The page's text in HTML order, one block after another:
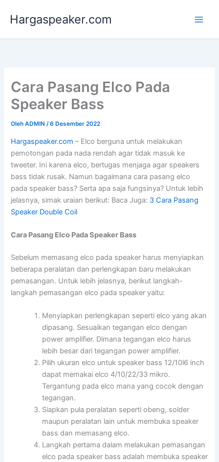
Hargaspeaker.com
Cara Pasang Elco Pada
Speaker Bass
OlehADMIN/6 Desember 2022
Hargaspeaker.com – Elco berguna untuk melakukan
pemotongan pada nada rendah agar tidak masuk ke
tweeter. Ini karena elco, bertugas menjaga agar speakers
bass tidak rusak. Namun bagaimana cara pasang elco
pada speaker bass? Serta apa saja fungsinya? Untuk lebih
jelasnya, simak uraian berikut: Baca Juga: 3 Cara Pasang
Speaker Double Coil
Cara Pasang Elco Pada Speaker Bass
Sebelum memasang elco pada speaker harus menyiapkan
beberapa peralatan dan perlengkapan baru melakukan
pemasangan. Untuk lebih jelasnya, berikut langkah-
langkah pemasangan elco pada speaker yaitu:
Menyiapkan perlengkapan seperti elco yang akan
dipasang. Sesuaikan tegangan elco dengan
power amplifier. Dimana tegangan elco harus
lebih besar dari tegangan power amplifier.
Pilih ukuran elco untuk speaker bass 12/10l6 inch
dapat memakai elco 4/10/22/33 mikro.
Tergantung pada elco mana yang cocok dengan
tegangan.
Siapkan pula peralatan seperti obeng, solder
maupun peralatan lain untuk membuka speaker
bass dan memasang elco.
Langkah pertama dalam melakukan pemasangan
elco pada speaker bass adalah membuka speaker